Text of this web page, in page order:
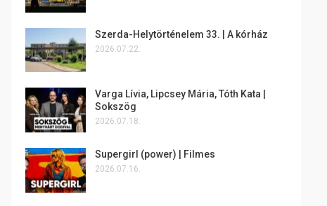
Szerda-Helytörténelem 33. | A kórház
2026.07.22.
Varga Lívia, Lipcsey Mária, Tóth Kata |
Sokszög
2026.07.18.
Supergirl (power) | Filmes
2026.07.16.